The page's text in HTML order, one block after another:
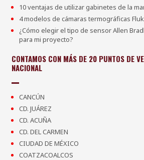
10 ventajas de utilizar gabinetes de la
4 modelos de cámaras termográficas
¿Cómo elegir el tipo de sensor Allen
para mi proyecto?
CONTAMOS CON MÁS DE 20 PUNTOS DE
NACIONAL
CANCÚN
CD. JUÁREZ
CD. ACUÑA
CD. DEL CARMEN
CIUDAD DE MÉXICO
COATZACOALCOS